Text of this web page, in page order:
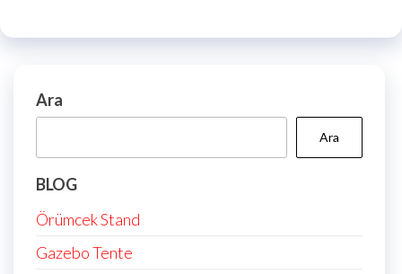
Ara
Ara
BLOG
Örümcek Stand
Gazebo Tente